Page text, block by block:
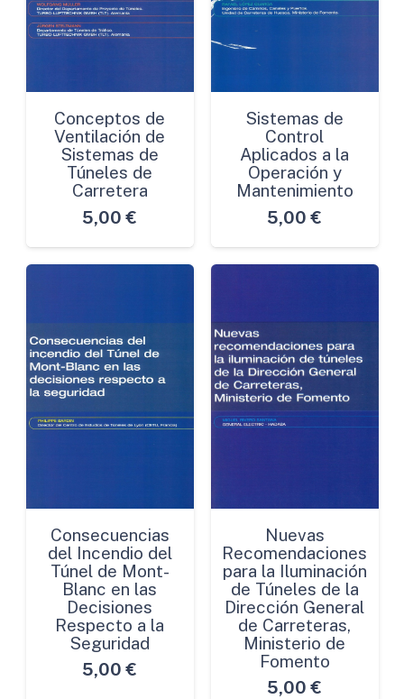
Conceptos de
Ventilación de
Sistemas de
Túneles de
Carretera
5,00 €
Sistemas de
Control
Aplicados a la
Operación y
Mantenimiento
5,00 €
Consecuencias
del Incendio del
Túnel de Mont-
Blanc en las
Decisiones
Respecto a la
Seguridad
5,00 €
Nuevas
Recomendaciones
para la Iluminación
de Túneles de la
Dirección General
de Carreteras,
Ministerio de
Fomento
5,00 €